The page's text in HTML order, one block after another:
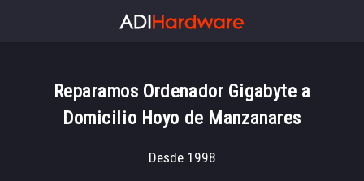
Reparamos Ordenador Gigabyte a
Domicilio Hoyo de Manzanares
Desde 1998